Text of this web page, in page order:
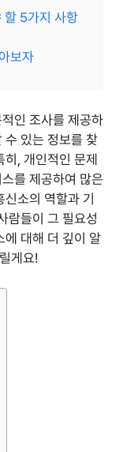
5가지 사항
보자
인 조사를 제공하
수 있는 정보를 찾
히, 개인적인 문제
를 제공하여 많은
신소의 역할과 기
람들이 그 필요성
에 대해 더 깊이 알
게요!